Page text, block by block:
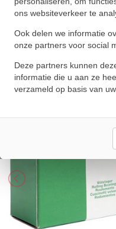
ons websiteverkeer te
Ook delen we informatie
onze partners voor social
Deze partners kunnen
informatie die u aan ze
verzameld op basis van
★
★